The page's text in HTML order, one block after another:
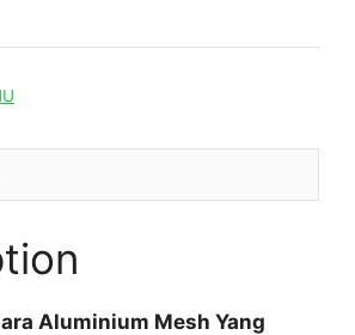
Aluminium Mesh Yang